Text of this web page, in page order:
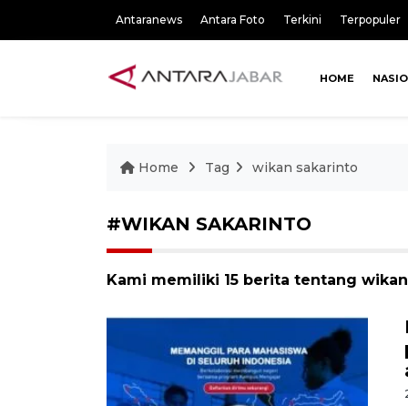
Antaranews Antara Foto Terkini Terpopuler
HOME
Home Tag wikan sakarinto
#WIKAN SAKARINTO
Kami memiliki 15 berita tentang